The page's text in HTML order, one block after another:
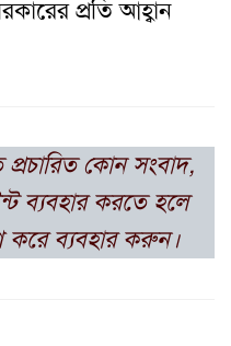
প্রতি আহ্বান
কোন সংবাদ,
ব্যবহার করতে হলে
ব্যবহার করুন।